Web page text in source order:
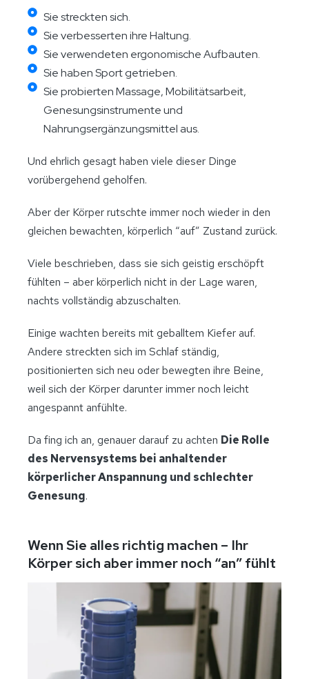
Sie streckten sich.
Sie verbesserten ihre Haltung.
Sie verwendeten ergonomische Aufbauten.
Sie haben Sport getrieben.
Sie probierten Massage, Mobilitätsarbeit,
Genesungsinstrumente und
Nahrungsergänzungsmittel aus.
Und ehrlich gesagt haben viele dieser Dinge
vorübergehend geholfen.
Aber der Körper rutschte immer noch wieder in den
gleichen bewachten, körperlich “auf” Zustand zurück.
Viele beschrieben, dass sie sich geistig erschöpft
fühlten – aber körperlich nicht in der Lage waren,
nachts vollständig abzuschalten.
Einige wachten bereits mit geballtem Kiefer auf.
Andere streckten sich im Schlaf ständig,
positionierten sich neu oder bewegten ihre Beine,
weil sich der Körper darunter immer noch leicht
angespannt anfühlte.
Da fing ich an, genauer darauf zu achten Die Rolle
des Nervensystems bei anhaltender
körperlicher Anspannung und schlechter
Genesung.
Wenn Sie alles richtig machen – Ihr
Körper sich aber immer noch “an” fühlt